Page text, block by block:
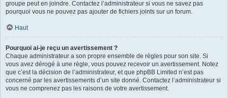
groupe peut en joindre. Contactez l’administrateur si vous ne savez pas
pourquoi vous ne pouvez pas ajouter de fichiers joints sur un forum.
Haut
Pourquoi ai-je reçu un avertissement ?
Chaque administrateur a son propre ensemble de règles pour son site. Si
vous avez dérogé à une règle, vous pouvez recevoir un avertissement. Notez
que c’est la décision de l’administrateur, et que phpBB Limited n’est pas
concerné par les avertissements d’un site donné. Contactez l’administrateur si
vous ne comprenez pas les raisons de votre avertissement.